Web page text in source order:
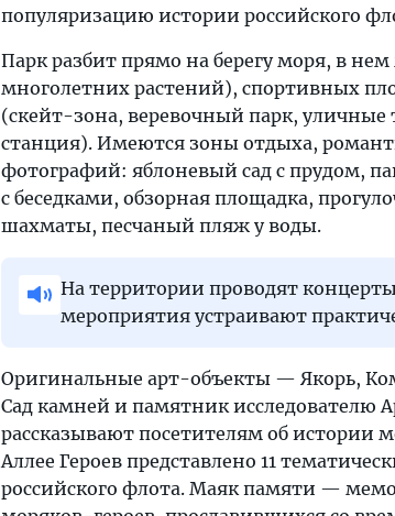
популяризацию истории российского
Парк разбит прямо на берегу моря, в
многолетних растений), спортивных
(скейт-зона, веревочный парк, уличные
станция). Имеются зоны отдыха,
фотографий: яблоневый сад с прудом,
с беседками, обзорная площадка,
шахматы, песчаный пляж у воды.
На территории проводят
мероприятия устраивают
Оригинальные арт-объекты — Якорь,
Сад камней и памятник исследователю
рассказывают посетителям об истории
Аллее Героев представлено 11
российского флота. Маяк памяти —